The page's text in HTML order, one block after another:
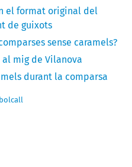
el format original del
de guixots
sense caramels?
mig de Vilanova
durant la comparsa